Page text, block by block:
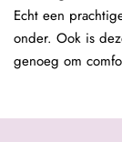
Echt een
onder. Ook is
genoeg om